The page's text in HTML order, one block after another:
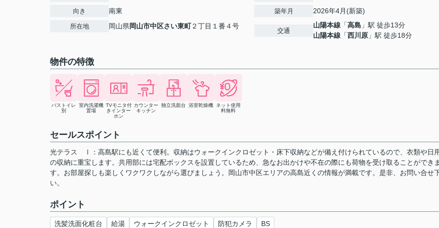
向き 南東
所在地 岡山県岡山市中区さい東町２丁目１番４号
築年月 2026年4月(新築)
交通
山陽本線 「高島 」駅 徒歩13分
山陽本線 「西川原 」駅 徒歩18分
物件の特徴
バストイレ
別
室内洗濯機
置場
TVモニタ付
きインター
ホン
カウンター
キッチン
独立洗面台 浴室乾燥機 ネット使用
料無料
セールスポイント
光テラス Ⅰ：高島駅にも近くて便利。収納はウォークインクロゼット・床下収納などが備え付けられているので、衣類や日
の収納に重宝します。共用部には宅配ボックスを設置しているため、急なお出かけや不在の際にも荷物を受け取ることができ
す。お部屋探しも楽しくワクワクしながら選びましょう。岡山市中区エリアの高島近くの情報が満載です。是非、お問い合せ
い。
ポイント
洗髪洗面化粧台 給湯 ウォークインクロゼット 防犯カメラ BS